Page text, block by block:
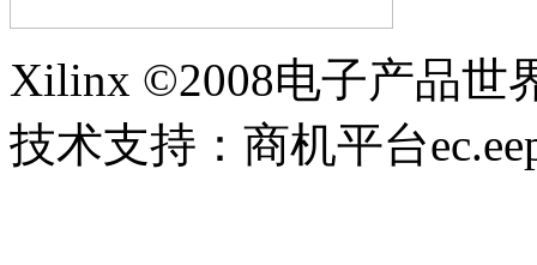
Xilinx ©2008电子产品世
技术支持：商机平台